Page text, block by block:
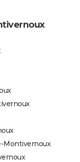
Montivernoux